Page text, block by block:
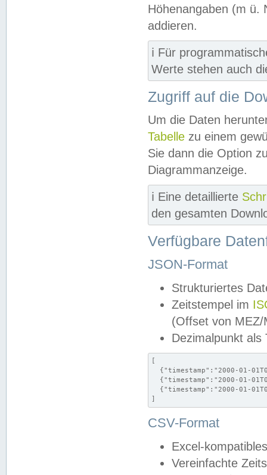
Höhenangaben (m ü.
addieren.
ℹ️ Für
Werte stehen auch
Zugriff auf die
Um die Daten
Tabelle zu einem
Sie dann die Option
Diagrammanzeige.
ℹ️ Eine detaillierte
den gesamten
Verfügbare
JSON-Format
Strukturiertes
Zeitstempel im
(Offset von MEZ/
Dezimalpunkt als
[
{"timestamp":"2000-01-
{"timestamp":"2000-01-
{"timestamp":"2000-01-
]
CSV-Format
Excel-
Vereinfachte